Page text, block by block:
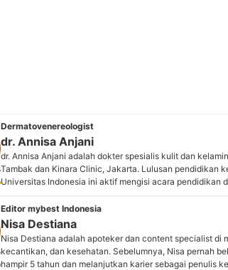
Dermatovenereologist
dr. Annisa Anjani
dr. Annisa Anjani adalah dokter spesialis kulit dan
Tambak dan Kinara Clinic, Jakarta. Lulusan pendidikan
Universitas Indonesia ini aktif mengisi acara pendidikan
edukatif pada akun Instagram @dokchaspdve sehingga
bidang dermatologi yang mudah diakses.
Profil dr. Annisa Anjani
Editor mybest Indonesia
Nisa Destiana
Nisa Destiana adalah apoteker dan content specialist di
kecantikan, dan kesehatan. Sebelumnya, Nisa pernah
hampir 5 tahun dan melanjutkan karier sebagai penulis